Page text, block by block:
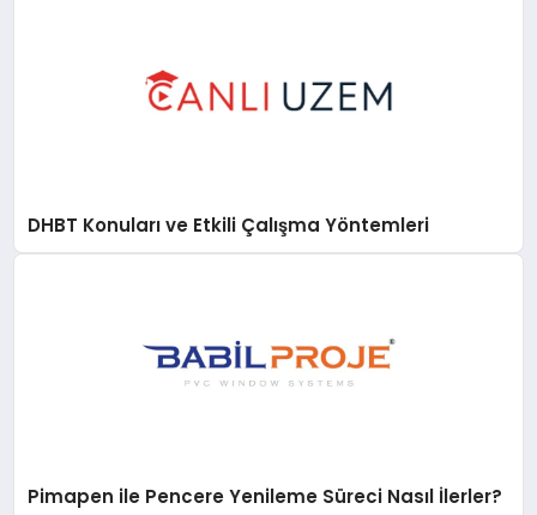
DHBT Konuları ve Etkili Çalışma Yöntemleri
Pimapen ile Pencere Yenileme Süreci Nasıl İlerler?